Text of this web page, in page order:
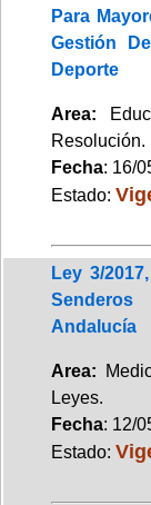
Para
Gestión
Deporte
Area:
Resolución.
Fecha: 16/
Estado:
Ley 3/
Andalucía
Area:
Leyes.
Fecha: 12/
Estado: